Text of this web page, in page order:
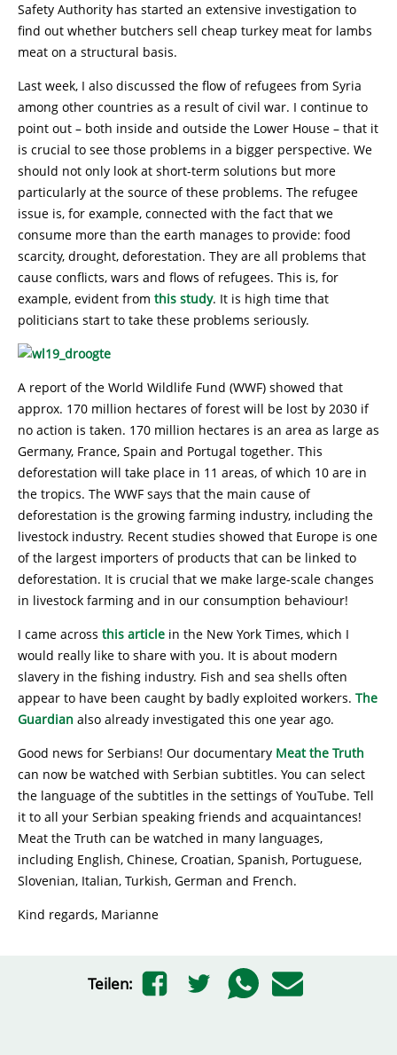
Safety Authority has started an extensive investigation to
find out whether butchers sell cheap turkey meat for lambs
meat on a structural basis.
Last week, I also discussed the flow of refugees from Syria
among other countries as a result of civil war. I continue to
point out – both inside and outside the Lower House – that it
is crucial to see those problems in a bigger perspective. We
should not only look at short-term solutions but more
particularly at the source of these problems. The refugee
issue is, for example, connected with the fact that we
consume more than the earth manages to provide: food
scarcity, drought, deforestation. They are all problems that
cause conflicts, wars and flows of refugees. This is, for
example, evident from this study. It is high time that
politicians start to take these problems seriously.
A report of the World Wildlife Fund (WWF) showed that
approx. 170 million hectares of forest will be lost by 2030 if
no action is taken. 170 million hectares is an area as large as
Germany, France, Spain and Portugal together. This
deforestation will take place in 11 areas, of which 10 are in
the tropics. The WWF says that the main cause of
deforestation is the growing farming industry, including the
livestock industry. Recent studies showed that Europe is one
of the largest importers of products that can be linked to
deforestation. It is crucial that we make large-scale changes
in livestock farming and in our consumption behaviour!
I came across this article in the New York Times, which I
would really like to share with you. It is about modern
slavery in the fishing industry. Fish and sea shells often
appear to have been caught by badly exploited workers. The
Guardian also already investigated this one year ago.
Good news for Serbians! Our documentary Meat the Truth
can now be watched with Serbian subtitles. You can select
the language of the subtitles in the settings of YouTube. Tell
it to all your Serbian speaking friends and acquaintances!
Meat the Truth can be watched in many languages,
including English, Chinese, Croatian, Spanish, Portuguese,
Slovenian, Italian, Turkish, German and French.
Kind regards, Marianne
Teilen: